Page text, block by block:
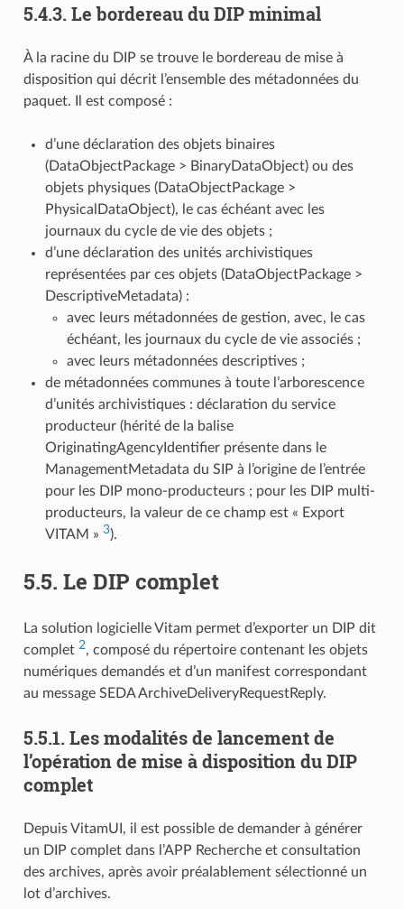
5.4.3. Le bordereau du DIP minimal
À la racine du DIP se trouve le bordereau de mise à
disposition qui décrit l’ensemble des métadonnées du
paquet. Il est composé :
d’une déclaration des objets binaires
(DataObjectPackage > BinaryDataObject) ou des
objets physiques (DataObjectPackage >
PhysicalDataObject), le cas échéant avec les
journaux du cycle de vie des objets ;
d’une déclaration des unités archivistiques
représentées par ces objets (DataObjectPackage >
DescriptiveMetadata) :
avec leurs métadonnées de gestion, avec, le cas
échéant, les journaux du cycle de vie associés ;
avec leurs métadonnées descriptives ;
de métadonnées communes à toute l’arborescence
d’unités archivistiques : déclaration du service
producteur (hérité de la balise
OriginatingAgencyIdentifier présente dans le
ManagementMetadata du SIP à l’origine de l’entrée
pour les DIP mono-producteurs ; pour les DIP multi-
producteurs, la valeur de ce champ est « Export
VITAM » 3).
5.5. Le DIP complet
La solution logicielle Vitam permet d’exporter un DIP dit
complet 2, composé du répertoire contenant les objets
numériques demandés et d’un manifest correspondant
au message SEDA ArchiveDeliveryRequestReply.
5.5.1. Les modalités de lancement de
l’opération de mise à disposition du DIP
complet
Depuis VitamUI, il est possible de demander à générer
un DIP complet dans l’APP Recherche et consultation
des archives, après avoir préalablement sélectionné un
lot d’archives.